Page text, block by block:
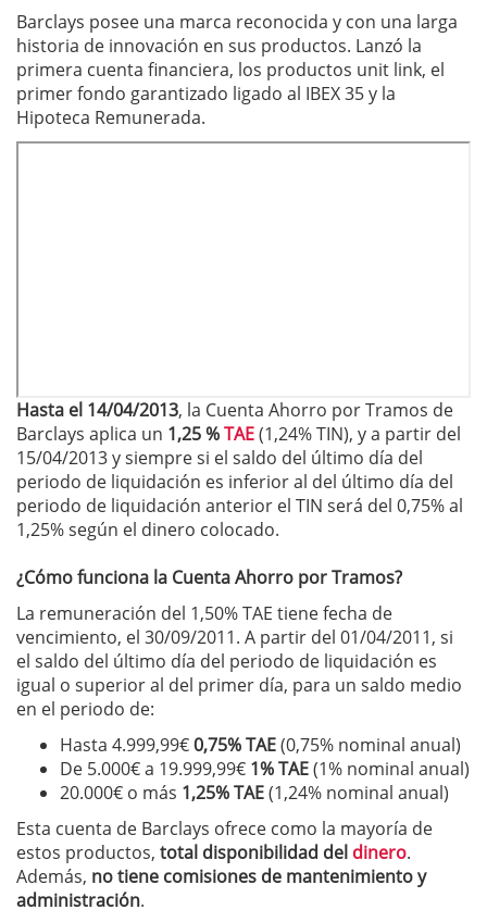
Barclays posee una marca reconocida y con una larga
historia de innovación en sus productos. Lanzó la
primera cuenta financiera, los productos unit link, el
primer fondo garantizado ligado al IBEX 35 y la
Hipoteca Remunerada.
Hasta el 14/04/2013, la Cuenta Ahorro por Tramos de
Barclays aplica un 1,25 %TAE(1,24% TIN), y a partir del
15/04/2013 y siempre si el saldo del último día del
periodo de liquidación es inferior al del último día del
periodo de liquidación anterior el TIN será del 0,75% al
1,25% según el dinero colocado.
¿Cómo funciona la Cuenta Ahorro por Tramos?
La remuneración del 1,50% TAE tiene fecha de
vencimiento, el 30/09/2011. A partir del 01/04/2011, si
el saldo del último día del periodo de liquidación es
igual o superior al del primer día, para un saldo medio
en el periodo de:
Hasta 4.999,99€0,75% TAE(0,75% nominal anual)
De 5.000€ a 19.999,99€ 1% TAE(1% nominal anual)
20.000€ o más 1,25% TAE(1,24% nominal anual)
Esta cuenta de Barclays ofrece como la mayoría de
estos productos, total disponibilidad del dinero.
Además, no tiene comisiones de mantenimiento y
administración.